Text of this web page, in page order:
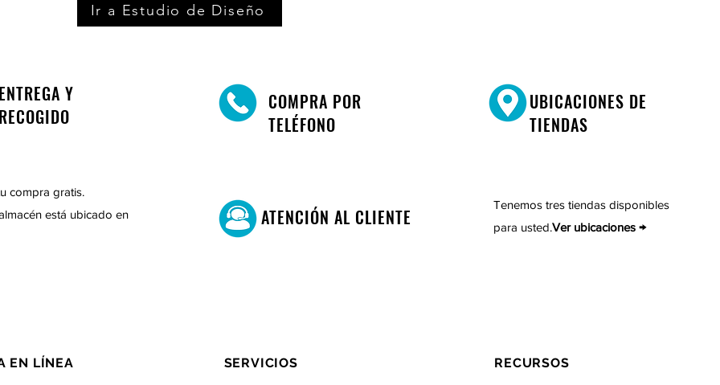
Ir a Estudio de Diseño
Y
compra gratis.
está ubicado en
COMPRA POR
TELÉFONO
ATENCIÓN AL CLIENTE
UBICACIONES DE
TIENDAS
Tenemos tres tiendas disponibles
para usted.Ver ubicaciones →
EN LÍNEA SERVICIOS RECURSOS